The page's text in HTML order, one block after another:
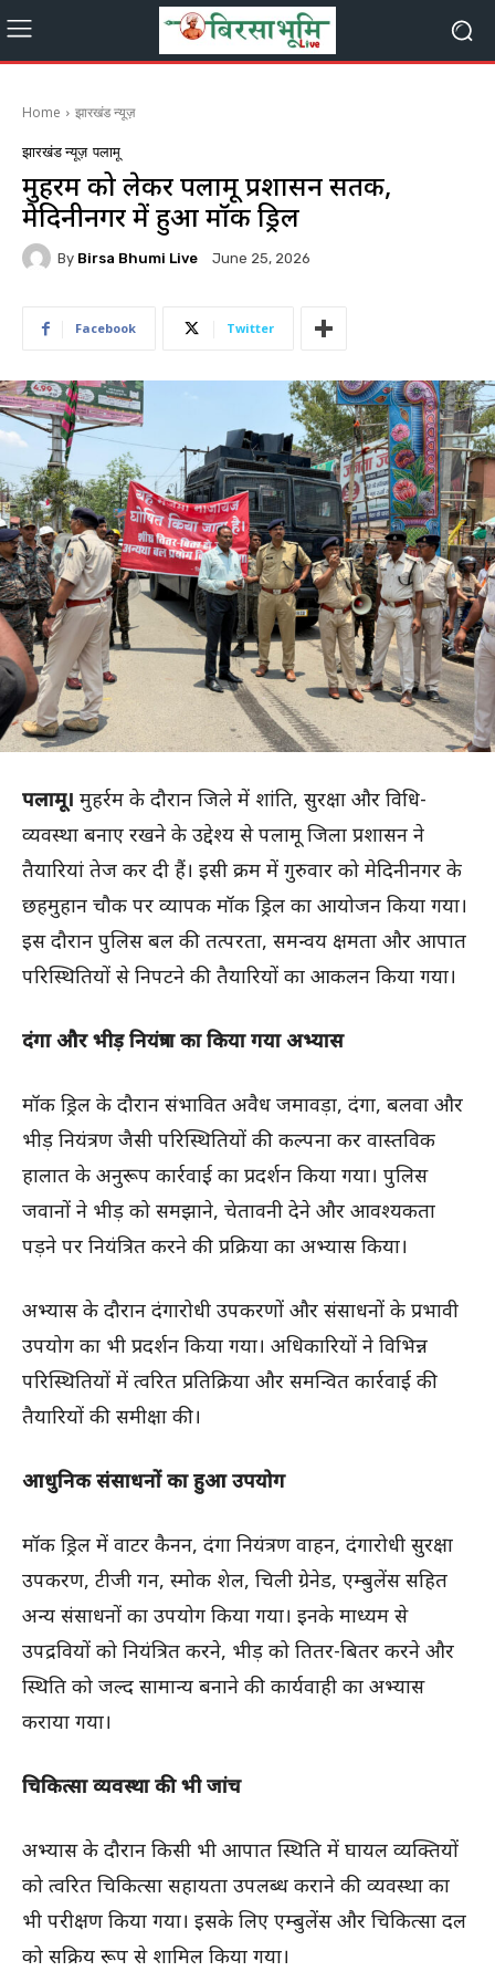
Home झारखंड न्यूज़
झारखंड न्यूज़ पलामू
मुहर्रम को लेकर पलामू प्रशासन सतर्क,
मेदिनीनगर में हुआ मॉक ड्रिल
By Birsa Bhumi Live June 25, 2026
Facebook Twitter
पलामू। मुहर्रम के दौरान जिले में शांति, सुरक्षा और विधि-
व्यवस्था बनाए रखने के उद्देश्य से पलामू जिला प्रशासन ने
तैयारियां तेज कर दी हैं। इसी क्रम में गुरुवार को मेदिनीनगर के
छहमुहान चौक पर व्यापक मॉक ड्रिल का आयोजन किया गया।
इस दौरान पुलिस बल की तत्परता, समन्वय क्षमता और आपात
परिस्थितियों से निपटने की तैयारियों का आकलन किया गया।
दंगा और भीड़ नियंत्रण का किया गया अभ्यास
मॉक ड्रिल के दौरान संभावित अवैध जमावड़ा, दंगा, बलवा और
भीड़ नियंत्रण जैसी परिस्थितियों की कल्पना कर वास्तविक
हालात के अनुरूप कार्रवाई का प्रदर्शन किया गया। पुलिस
जवानों ने भीड़ को समझाने, चेतावनी देने और आवश्यकता
पड़ने पर नियंत्रित करने की प्रक्रिया का अभ्यास किया।
अभ्यास के दौरान दंगारोधी उपकरणों और संसाधनों के प्रभावी
उपयोग का भी प्रदर्शन किया गया। अधिकारियों ने विभिन्न
परिस्थितियों में त्वरित प्रतिक्रिया और समन्वित कार्रवाई की
तैयारियों की समीक्षा की।
आधुनिक संसाधनों का हुआ उपयोग
मॉक ड्रिल में वाटर कैनन, दंगा नियंत्रण वाहन, दंगारोधी सुरक्षा
उपकरण, टीजी गन, स्मोक शेल, चिली ग्रेनेड, एम्बुलेंस सहित
अन्य संसाधनों का उपयोग किया गया। इनके माध्यम से
उपद्रवियों को नियंत्रित करने, भीड़ को तितर-बितर करने और
स्थिति को जल्द सामान्य बनाने की कार्यवाही का अभ्यास
कराया गया।
चिकित्सा व्यवस्था की भी जांच
अभ्यास के दौरान किसी भी आपात स्थिति में घायल व्यक्तियों
को त्वरित चिकित्सा सहायता उपलब्ध कराने की व्यवस्था का
भी परीक्षण किया गया। इसके लिए एम्बुलेंस और चिकित्सा दल
को सक्रिय रूप से शामिल किया गया।